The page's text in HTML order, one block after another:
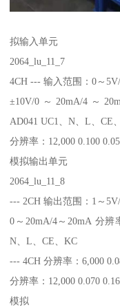
拟输入单元
2064_lu_11_7
4CH --- 输入范围：0～
±10V/0～20mA/4～
AD041 UC1、N、L、CE
分辨率：12,000 0.100
模拟输出单元
2064_lu_11_8
--- 2CH 输出范围：1～
0～20mA/4～20mA 分辨
N、L、CE、KC
--- 4CH 分辨率：6,000
分辨率：12,000 0.070
模拟